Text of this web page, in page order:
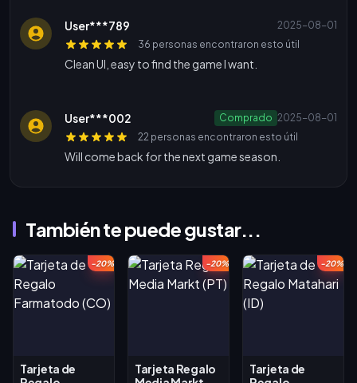
User***789
2025-08-01
36 personas encontraron esto útil
Clean UI, easy to find the game I want.
User***002 Comprado 2025-08-01
22 personas encontraron esto útil
Will come back for the next game season.
También te puede gustar...
-20%
Tarjeta de
-20%
Tarjeta Regalo
-20%
Tarjeta de